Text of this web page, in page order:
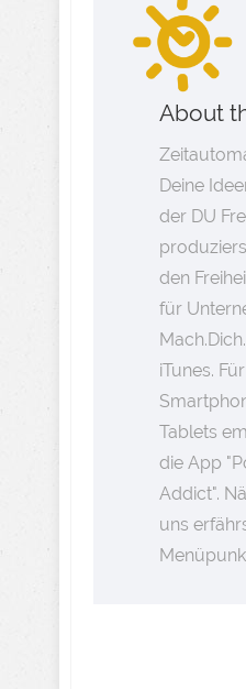
About
Deine
der DU
den
für
iTunes.
Tablets
die App
Addict".
uns